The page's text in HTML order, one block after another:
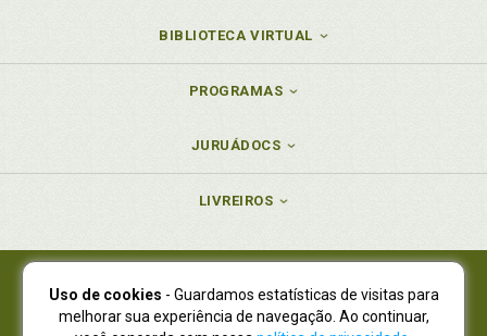
BIBLIOTECA VIRTUAL
PROGRAMAS
JURUÁDOCS
LIVREIROS
Juruá Editora Ltda., CNPJ 77.535.508/0001-19
Juruá Informática Ltda., CNPJ 01.701.561/0001-80
Uso de cookies - Guardamos estatísticas de visitas para
melhorar sua experiência de navegação. Ao continuar,